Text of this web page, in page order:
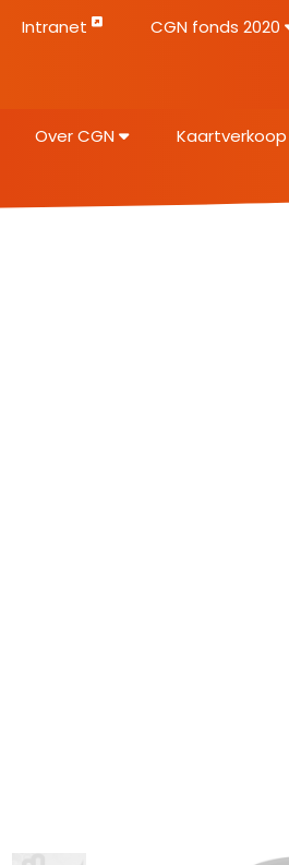
Intranet CGN fonds 2020
Over CGN Kaartverkoop